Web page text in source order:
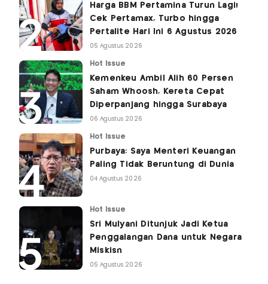
Harga BBM Pertamina Turun Lagi!
Cek Pertamax, Turbo hingga
Pertalite Hari Ini 6 Agustus 2026
05 Agustus 2026
Hot Issue
Kemenkeu Ambil Alih 60 Persen
Saham Whoosh, Kereta Cepat
Diperpanjang hingga Surabaya
06 Agustus 2026
Hot Issue
Purbaya: Saya Menteri Keuangan
Paling Tidak Beruntung di Dunia
04 Agustus 2026
Hot Issue
Sri Mulyani Ditunjuk Jadi Ketua
Penggalangan Dana untuk Negara
Miskisn
05 Agustus 2026